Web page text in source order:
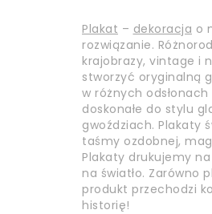
Plakat – dekoracja o
rozwiązanie.
krajobrazy, vintage i
stworzyć oryginalną
w różnych
doskonałe do stylu
gwoździach. Plakaty
taśmy ozdobnej,
Plakaty drukujemy
na światło. Zarówno
produkt przechodzi
historię!